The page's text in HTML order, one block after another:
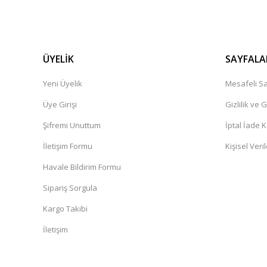
ÜYELİK
Yeni Üyelik
Üye Girişi
Şifremi Unuttum
İletişim Formu
Havale Bildirim Formu
Sipariş Sorgula
Kargo Takibi
İletişim
Mesafeli
Gizlilik ve
İptal İade
Kişisel